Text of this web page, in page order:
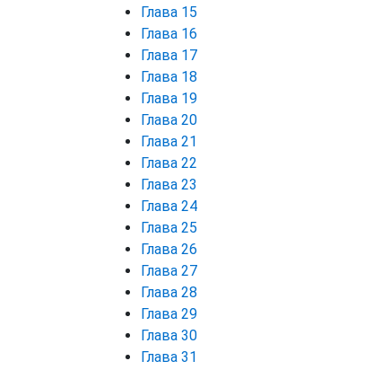
Глава 15
Глава 16
Глава 17
Глава 18
Глава 19
Глава 20
Глава 21
Глава 22
Глава 23
Глава 24
Глава 25
Глава 26
Глава 27
Глава 28
Глава 29
Глава 30
Глава 31